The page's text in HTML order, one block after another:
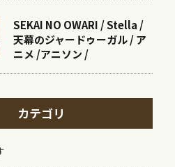
SEKAI NO OWARI / Stella /
天幕のジャードゥーガル / ア
ニメ /アニソン /
カテゴリ